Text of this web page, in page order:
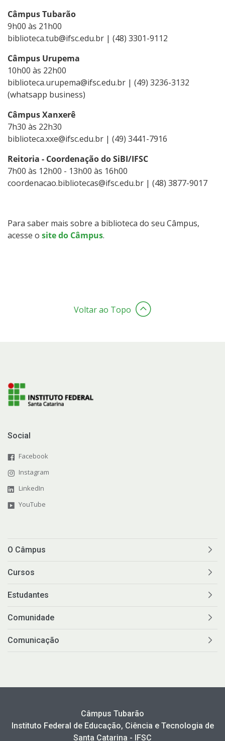
Câmpus Tubarão
9h00 às 21h00
biblioteca.tub@ifsc.edu.br | (48) 3301-9112
Câmpus Urupema
10h00 às 22h00
biblioteca.urupema@ifsc.edu.br | (49) 3236-3132
(whatsapp business)
Câmpus Xanxerê
7h30 às 22h30
biblioteca.xxe@ifsc.edu.br | (49) 3441-7916
Reitoria - Coordenação do SiBI/IFSC
7h00 às 12h00 - 13h00 às 16h00
coordenacao.bibliotecas@ifsc.edu.br | (48) 3877-9017
Para saber mais sobre a biblioteca do seu Câmpus,
acesse o site do Câmpus.
Voltar ao Topo
Social
Facebook
Instagram
LinkedIn
YouTube
O Câmpus
Cursos
Estudantes
Comunidade
Comunicação
Câmpus Tubarão
Instituto Federal de Educação, Ciência e Tecnologia de
Santa Catarina - IFSC